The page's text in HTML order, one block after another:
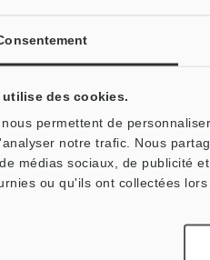
utilise des cookies.
permettent de
notre trafic. Nous
médias sociaux, de publicité
ou qu'ils ont collectées
Modèle haute
(12 broches) 10 m
technique